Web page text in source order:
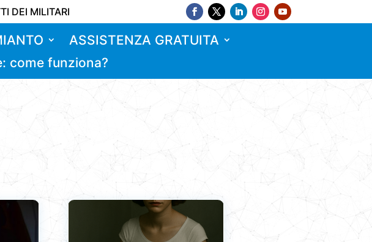
DEI MILITARI
ASSISTENZA GRATUITA
come funziona?